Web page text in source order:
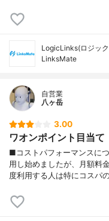
LogicLinks(ロジッ
LinksMate
自営業
八ヶ岳
3.00
ワオンポイント目当て
■コストパフォーマンスに
用し始めましたが、月額料
度利用する人は特にコスパ